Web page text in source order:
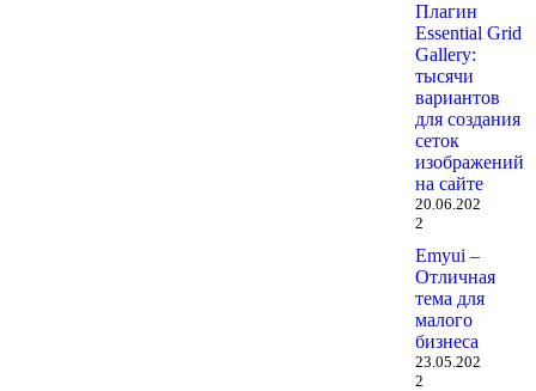
Плагин
Essential Grid
Gallery:
тысячи
вариантов
для создания
сеток
изображений
на сайте
20.06.202
2
Emyui –
Отличная
тема для
малого
бизнеса
23.05.202
2